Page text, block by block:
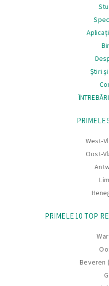
Știri
PRIMELE
West-
Oost-
PRIMELE 10 TOP
Beveren